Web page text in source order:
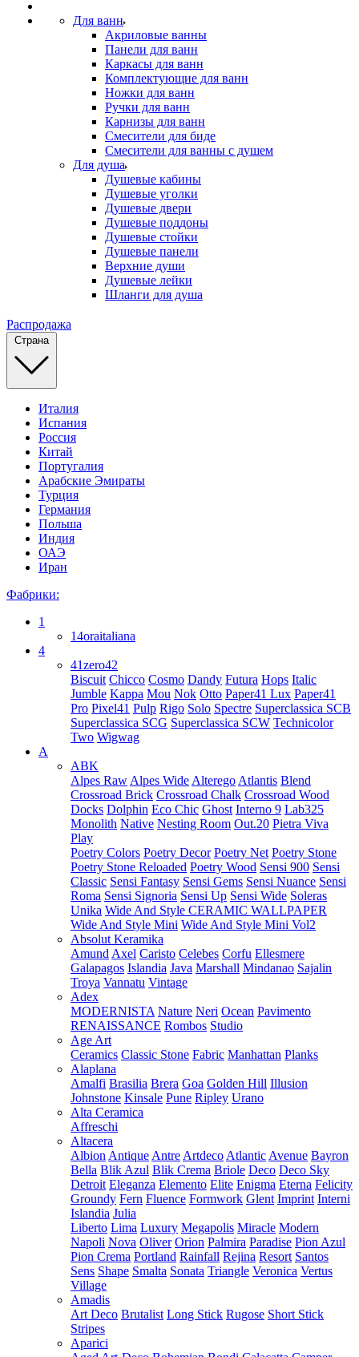
Для ванн
Акриловые ванны
Панели для ванн
Каркасы для ванн
Комплектующие для ванн
Ножки для ванн
Ручки для ванн
Карнизы для ванн
Смесители для биде
Смесители для ванны с душем
Для душа
Душевые кабины
Душевые уголки
Душевые двери
Душевые поддоны
Душевые стойки
Душевые панели
Верхние души
Душевые лейки
Шланги для душа
Распродажа
Страна
Италия
Испания
Россия
Китай
Португалия
Арабские Эмираты
Турция
Германия
Польша
Индия
ОАЭ
Иран
Фабрики:
1
14oraitaliana
4
41zero42
Biscuit Chicco Cosmo Dandy Futura Hops Italic
Jumble Kappa Mou Nok Otto Paper41 Lux Paper41
Pro Pixel41 Pulp Rigo Solo Spectre Superclassica SCB
Superclassica SCG Superclassica SCW Technicolor
Two Wigwag
A
ABK
Alpes Raw Alpes Wide Alterego Atlantis Blend
Crossroad Brick Crossroad Chalk Crossroad Wood
Docks Dolphin Eco Chic Ghost Interno 9 Lab325
Monolith Native Nesting Room Out.20 Pietra Viva
Play
Poetry Colors Poetry Decor Poetry Net Poetry Stone
Poetry Stone Reloaded Poetry Wood Sensi 900 Sensi
Classic Sensi Fantasy Sensi Gems Sensi Nuance Sensi
Roma Sensi Signoria Sensi Up Sensi Wide Soleras
Unika Wide And Style CERAMIC WALLPAPER
Wide And Style Mini Wide And Style Mini Vol2
Absolut Keramika
Amund Axel Caristo Celebes Corfu Ellesmere
Galapagos Islandia Java Marshall Mindanao Sajalin
Troya Vannatu Vintage
Adex
MODERNISTA Nature Neri Ocean Pavimento
RENAISSANCE Rombos Studio
Age Art
Ceramics Classic Stone Fabric Manhattan Planks
Alaplana
Amalfi Brasilia Brera Goa Golden Hill Illusion
Johnstone Kinsale Pune Ripley Urano
Alta Ceramica
Affreschi
Altacera
Albion Antique Antre Artdeco Atlantic Avenue Bayron
Bella Blik Azul Blik Crema Briole Deco Deco Sky
Detroit Eleganza Elemento Elite Enigma Eterna Felicity
Groundy Fern Fluence Formwork Glent Imprint Interni
Islandia Julia
Liberto Lima Luxury Megapolis Miracle Modern
Napoli Nova Oliver Orion Palmira Paradise Pion Azul
Pion Crema Portland Rainfall Rejina Resort Santos
Sens Shape Smalta Sonata Triangle Veronica Vertus
Village
Amadis
Art Deco Brutalist Long Stick Rugose Short Stick
Stripes
Aparici